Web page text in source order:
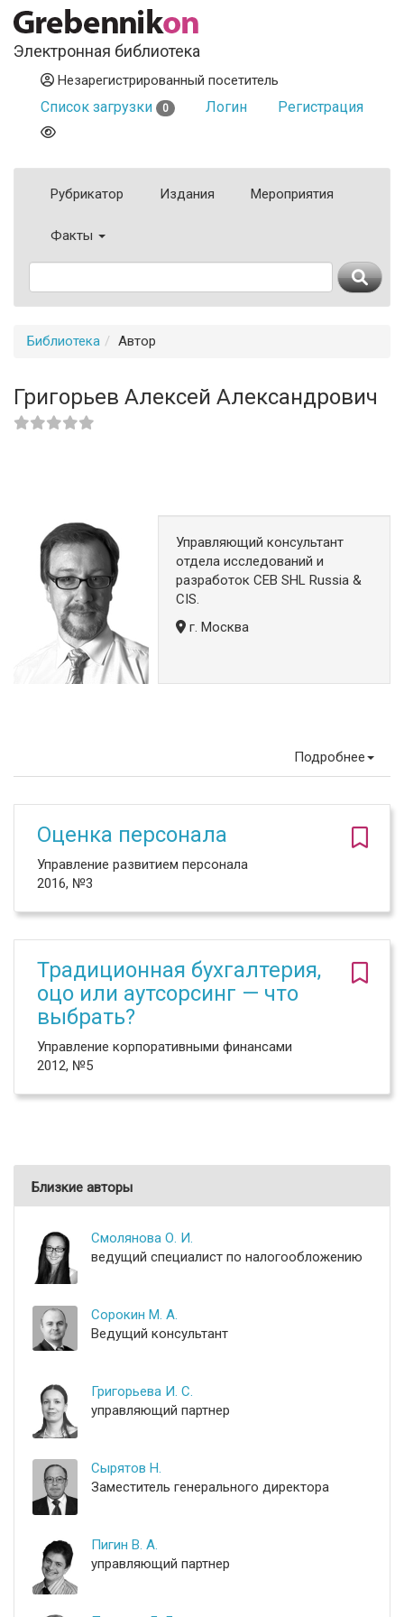
Электронная библиотека
Незарегистрированный посетитель
Список загрузки 0 Логин Регистрация
Рубрикатор Издания Мероприятия
Факты
Библиотека Автор
Григорьев Алексей Александрович
Управляющий консультант
отдела исследований и
разработок CEB SHL Russia &
CIS.
г. Москва
Подробнее
Оценка персонала
Управление развитием персонала
2016, №3
Традиционная бухгалтерия,
оцо или аутсорсинг — что
выбрать?
Управление корпоративными финансами
2012, №5
Близкие авторы
Смолянова О. И.
ведущий специалист по налогообложению
Сорокин М. А.
Ведущий консультант
Григорьева И. С.
управляющий партнер
Сырятов Н.
Заместитель генерального директора
Пигин В. А.
управляющий партнер